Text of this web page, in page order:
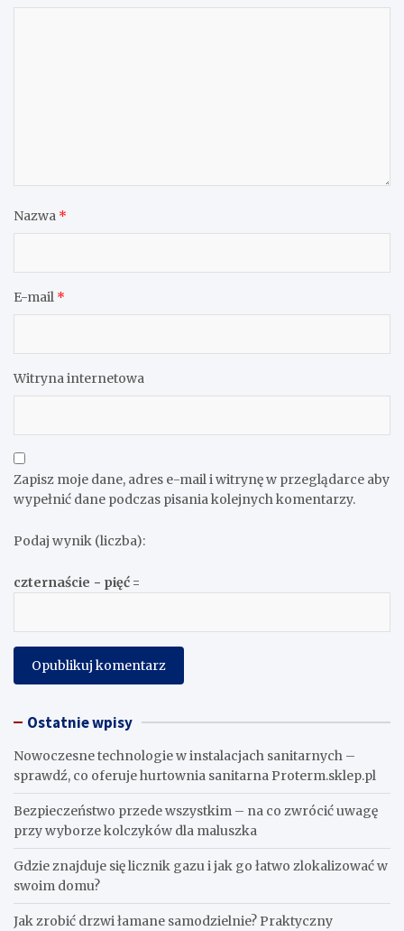
Nazwa *
E-mail *
Witryna internetowa
Zapisz moje dane, adres e-mail i witrynę w przeglądarce aby
wypełnić dane podczas pisania kolejnych komentarzy.
Podaj wynik (liczba):
czternaście − pięć =
Ostatnie wpisy
Nowoczesne technologie w instalacjach sanitarnych –
sprawdź, co oferuje hurtownia sanitarna Proterm.sklep.pl
Bezpieczeństwo przede wszystkim – na co zwrócić uwagę
przy wyborze kolczyków dla maluszka
Gdzie znajduje się licznik gazu i jak go łatwo zlokalizować w
swoim domu?
Jak zrobić drzwi łamane samodzielnie? Praktyczny